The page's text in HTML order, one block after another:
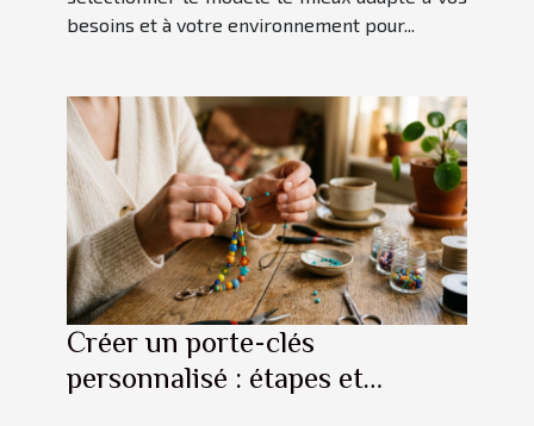
besoins et à votre environnement pour...
Créer un porte-clés
personnalisé : étapes et